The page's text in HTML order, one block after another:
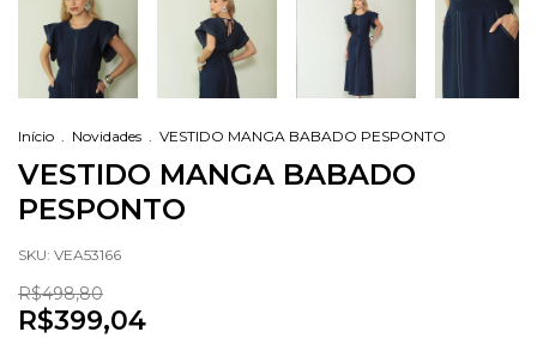
Início . Novidades . VESTIDO MANGA BABADO PESPONTO
VESTIDO MANGA BABADO
PESPONTO
SKU: VEA53166
R$498,80
R$399,04